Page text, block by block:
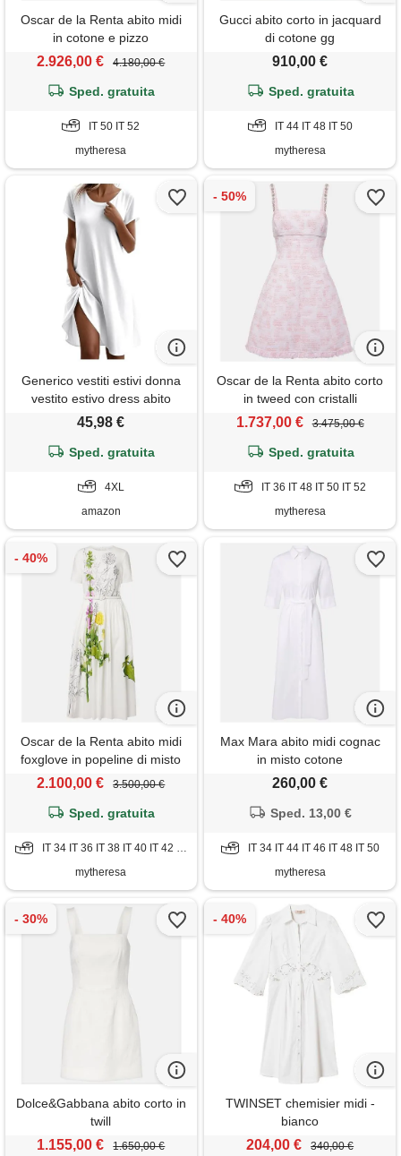
Oscar de la Renta abito midi
in cotone e pizzo
2.926,00 € 4.180,00 €
Sped. gratuita
IT 50 IT 52
mytheresa
Gucci abito corto in jacquard
di cotone gg
910,00 €
Sped. gratuita
IT 44 IT 48 IT 50
mytheresa
Generico vestiti estivi donna
vestito estivo dress abito
curvy spiaggia vestitini comodi
elegante corto viscosa verano
fresco, 4xl, white, bianco
45,98 €
Sped. gratuita
4XL
amazon
Oscar de la Renta abito corto
in tweed con cristalli
1.737,00 € 3.475,00 €
Sped. gratuita
IT 36 IT 48 IT 50 IT 52
mytheresa
Oscar de la Renta abito midi
foxglove in popeline di misto
cotone
2.100,00 € 3.500,00 €
Sped. gratuita
IT 34 IT 36 IT 38 IT 40 IT 42 IT 44 IT 46 IT 52
mytheresa
Max Mara abito midi cognac
in misto cotone
260,00 €
Sped. 13,00 €
IT 34 IT 44 IT 46 IT 48 IT 50
mytheresa
Dolce&Gabbana abito corto in
twill
1.155,00 € 1.650,00 €
TWINSET chemisier midi -
bianco
204,00 € 340,00 €